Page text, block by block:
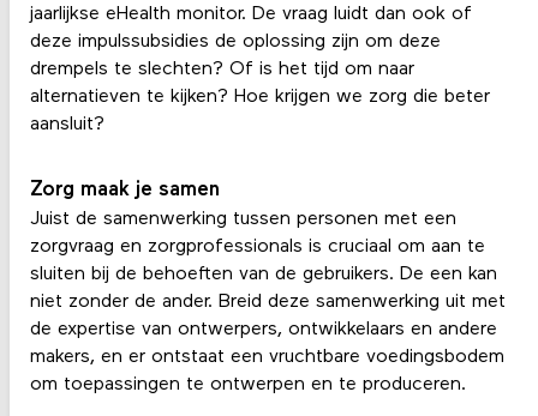
jaarlijkse eHealth monitor. De vraag luidt dan ook of
deze impulssubsidies de oplossing zijn om deze
drempels te slechten? Of is het tijd om naar
alternatieven te kijken? Hoe krijgen we zorg die beter
aansluit?
Zorg maak je samen
Juist de samenwerking tussen personen met een
zorgvraag en zorgprofessionals is cruciaal om aan te
sluiten bij de behoeften van de gebruikers. De een kan
niet zonder de ander. Breid deze samenwerking uit met
de expertise van ontwerpers, ontwikkelaars en andere
makers, en er ontstaat een vruchtbare voedingsbodem
om toepassingen te ontwerpen en te produceren.